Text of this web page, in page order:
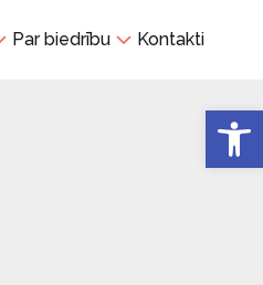
Par biedrību Kontakti